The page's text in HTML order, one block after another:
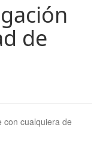
de
con cualquiera de